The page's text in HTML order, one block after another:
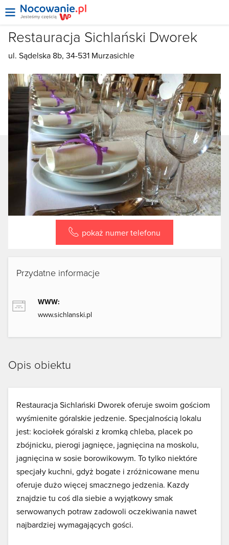
Restauracja Sichlański Dworek
ul. Sądelska 8b, 34-531 Murzasichle
pokaż numer telefonu
Przydatne informacje
WWW:
www.sichlanski.pl
Opis obiektu
Restauracja Sichlański Dworek oferuje swoim gościom
wyśmienite góralskie jedzenie. Specjalnością lokalu
jest: kociołek góralski z kromką chleba, placek po
zbójnicku, pierogi jagnięce, jagnięcina na moskolu,
jagnięcina w sosie borowikowym. To tylko niektóre
specjały kuchni, gdyż bogate i zróżnicowane menu
oferuje dużo więcej smacznego jedzenia. Kazdy
znajdzie tu coś dla siebie a wyjątkowy smak
serwowanych potraw zadowoli oczekiwania nawet
najbardziej wymagających gości.